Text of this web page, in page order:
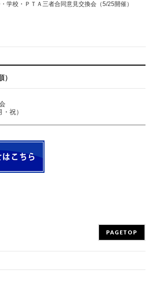
学校・ＰＴＡ三者合同意見交換会（5/25開催）
祝）
PAGETOP